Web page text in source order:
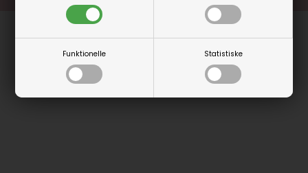
Funktionelle Statistiske